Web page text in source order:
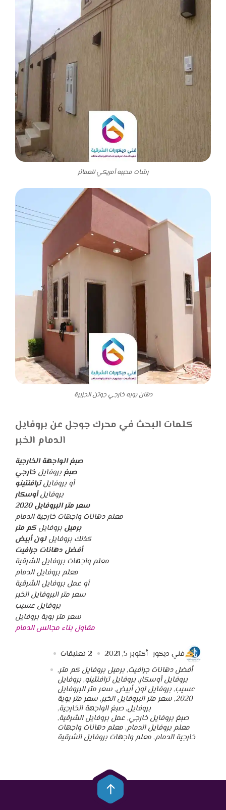
رشات محببه أمريكي للعمائر
دهان بويه خارجي جوتن الجزيرة
كلمات البحث في محرك جوجل عن بروفايل
الدمام الخبر
صبغ الواجهة الخارجية
صبغبروفايل خارجي
أو بروفايلترافنتينو
بروفايلأوسكار
سعر متر البروفايل 2020
معلم دهانات واجهات خارجية الدمام
برميل بروفايلكم متر
كذلك بروفايللون أبيض
أفضل دهانات جرافيت
معلم واجهات بروفايل الشرقية
معلم بروفايل الدمام
أو عمل بروفايل الشرقية
سعر متر البروفايل الخبر
بروفايل عسيب
سعر متر بوية بروفايل
مقاول بناء مجالس الدمام
فني ديكور أكتوبر 5, 2021 2 تعليقات
أفضل دهانات جرافيت,برميل بروفايل كم متر,
بروفايل أوسكار,بروفايل ترافنتينو,بروفايل
عسيب,بروفايل لون أبيض,سعر متر البروفايل
2020
,سعر متر البروفايل الخبر,سعر متر بوية
بروفايل,صبغ الواجهة الخارجية,
صبغ بروفايل خارجي,عمل بروفايل الشرقية,
معلم بروفايل الدمام,معلم دهانات واجهات
خارجية الدمام,معلم واجهات بروفايل الشرقية